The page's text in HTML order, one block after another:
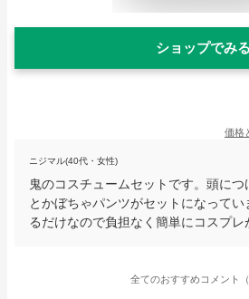
ショップでみる
価格
ニジマル(40代・女性)
鬼のコスチュームセットです。頭に
とかぼちゃパンツがセットになって
るだけなので負担なく簡単にコスプレ
全てのおすすめコメント（